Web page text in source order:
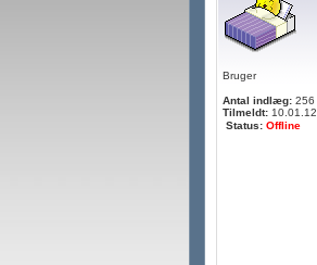
Bruger
Antal indlæg: 256
Tilmeldt: 10.01.12
Status: Offline